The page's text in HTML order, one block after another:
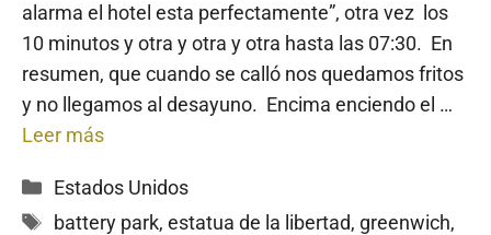
alarma el hotel esta perfectamente”, otra vez los
10 minutos y otra y otra y otra hasta las 07:30. En
resumen, que cuando se calló nos quedamos fritos
y no llegamos al desayuno. Encima enciendo el …
Leer más
Categorías
Estados Unidos
Etiquetas
battery park, estatua de la libertad, greenwich,